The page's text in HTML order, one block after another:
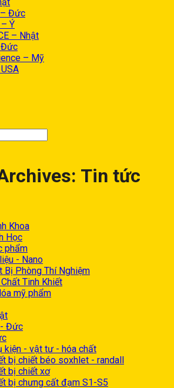
– Đức
Ý
– Nhật
– Mỹ
Tin tức
Khoa
Học
phẩm
- Nano
Bị Phòng Thí Nghiệm
Tinh Khiết
mỹ phẩm
Đức
kiện - vật tư - hóa chất
bị chiết béo soxhlet - randall
bị chiết xơ
bị chưng cất đạm S1-S5